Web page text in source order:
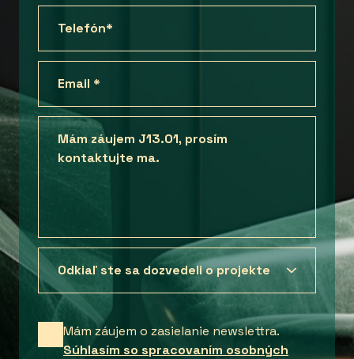
Mám záujem o zasielanie newslettra.
Súhlasím so spracovaním osobných